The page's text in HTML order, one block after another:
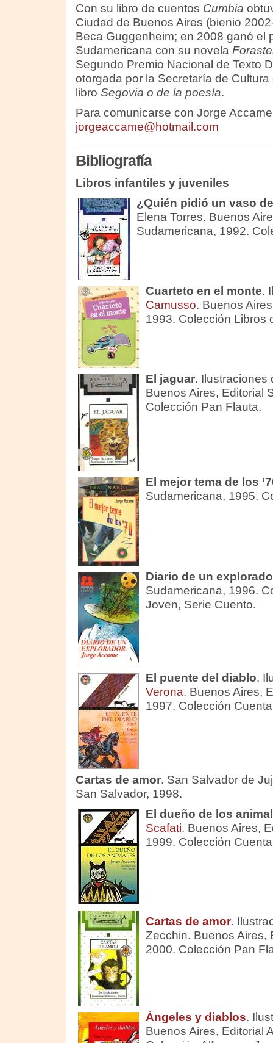
Con su libro de cuentos Cumbia
Ciudad de Buenos Aires (bienio
Beca Guggenheim; en 2008 ganó el
Sudamericana con su novela
Segundo Premio Nacional de Texto
otorgada por la Secretaría de
libro Segovia o de la poesía.
Para comunicarse con Jorge
jorgeaccame@hotmail.com
Bibliografía
Libros infantiles y juveniles
¿Quién pidió un vaso
Elena Torres. Buenos
Sudamericana, 1992.
Cuarteto en el monte.
Camusso. Buenos
1993. Colección Libros
El jaguar. Ilustraciones
Buenos Aires, Editorial
Colección Pan Flauta.
El mejor tema de los
Sudamericana, 1995.
Diario de un
Sudamericana, 1996.
Joven, Serie Cuento.
El puente del diablo.
Verona. Buenos Aires,
1997. Colección
Cartas de amor. San Salvador de
San Salvador, 1998.
El dueño de los
Scafati. Buenos Aires,
1999. Colección
Cartas de amor.
Zecchin. Buenos Aires,
2000. Colección Pan
Ángeles y diablos.
Buenos Aires, Editorial